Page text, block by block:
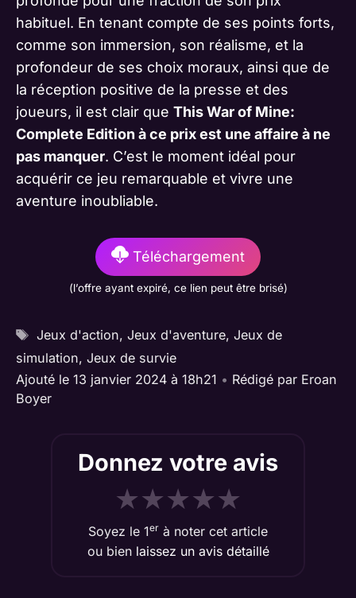
habituel. En tenant compte de ses points forts,
comme son immersion, son réalisme, et la
profondeur de ses choix moraux, ainsi que de
la réception positive de la presse et des
joueurs, il est clair que This War of Mine:
Complete Edition à ce prix est une affaire à ne
pas manquer. C’est le moment idéal pour
acquérir ce jeu remarquable et vivre une
aventure inoubliable.
Téléchargement
(l’offre ayant expiré, ce lien peut être brisé)
Étiquettes
Jeux d'action, Jeux d'aventure, Jeux de
simulation, Jeux de survie
Ajouté le 13 janvier 2024 à 18h21 • Rédigé par Eroan
Boyer
Donnez votre avis
★★★★★
Soyez le 1er à noter cet article
ou bien laissez un avis détaillé